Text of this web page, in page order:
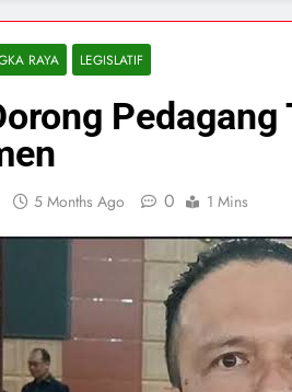
RAYA LEGISLATIF
5 Months Ago 0 1 Mins